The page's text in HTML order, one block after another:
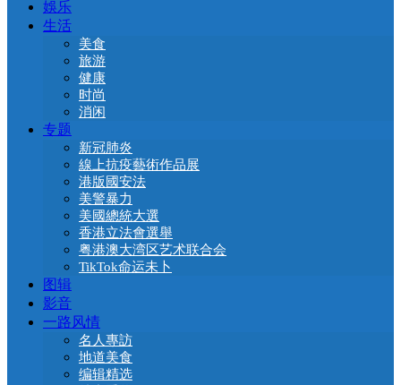
娛乐
生活
美食
旅游
健康
时尚
消闲
专题
新冠肺炎
線上抗疫藝術作品展
港版國安法
美警暴力
美國總統大選
香港立法會選舉
粤港澳大湾区艺术联合会
TikTok命运未卜
图辑
影音
一路风情
名人專訪
地道美食
编辑精选